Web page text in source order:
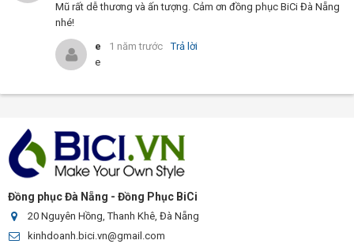
Mũ rất dễ thương và ấn tượng. Cảm ơn đồng phục BiCi Đà Nẵng
nhé!
e
1 năm trước
Trả lời
e
Đồng phục Đà Nẵng - Đồng Phục BiCi
20 Nguyên Hồng, Thanh Khê, Đà Nẵng
kinhdoanh.bici.vn@gmail.com